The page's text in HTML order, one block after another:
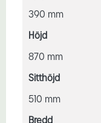
390 mm
Höjd
870 mm
Sitthöjd
510 mm
Bredd